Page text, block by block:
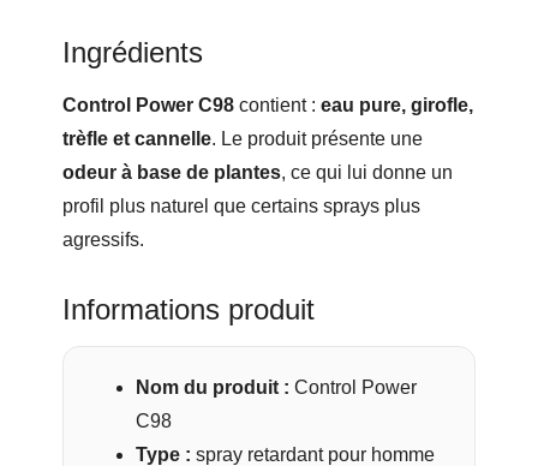
Ingrédients
Control Power C98 contient : eau pure, girofle,
trèfle et cannelle. Le produit présente une
odeur à base de plantes, ce qui lui donne un
profil plus naturel que certains sprays plus
agressifs.
Informations produit
Nom du produit : Control Power
C98
Type : spray retardant pour homme